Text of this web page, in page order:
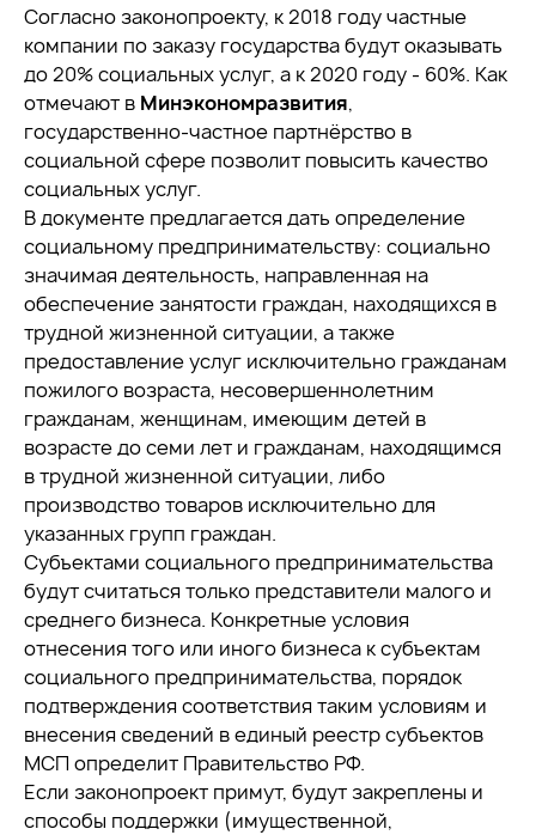
Согласно законопроекту, к 2018 году частные
компании по заказу государства будут оказывать
до 20% социальных услуг, а к 2020 году - 60%. Как
отмечают в Минэкономразвития,
государственно-частное партнёрство в
социальной сфере позволит повысить качество
социальных услуг.
В документе предлагается дать определение
социальному предпринимательству: социально
значимая деятельность, направленная на
обеспечение занятости граждан, находящихся в
трудной жизненной ситуации, а также
предоставление услуг исключительно гражданам
пожилого возраста, несовершеннолетним
гражданам, женщинам, имеющим детей в
возрасте до семи лет и гражданам, находящимся
в трудной жизненной ситуации, либо
производство товаров исключительно для
указанных групп граждан.
Субъектами социального предпринимательства
будут считаться только представители малого и
среднего бизнеса. Конкретные условия
отнесения того или иного бизнеса к субъектам
социального предпринимательства, порядок
подтверждения соответствия таким условиям и
внесения сведений в единый реестр субъектов
МСП определит Правительство РФ.
Если законопроект примут, будут закреплены и
способы поддержки (имущественной,